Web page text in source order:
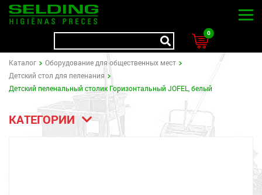
0
Kаталог
Oборудование для общественных мест
Детский стол для пеленания
Детский пеленальный столик Горизонтальный JOFEL, белый
КАТЕГОРИИ